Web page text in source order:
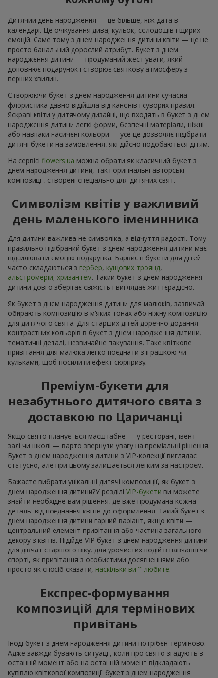
Дитячий день народження — це більше, ніж дата в
календарі. Це очікування дива, кульок, солодощів і щирих
емоцій. Саме тому з днем народження дитини квіти — це не
просто банальний дорослий атрибут. Букет з днем
народження дитини — продуманий жест уваги, який
доповнює подарунок і створює святкову атмосферу з
перших хвилин.
Створюючи букет з днем народження дитини сучасна
флористика давно відійшла від канонів і суворих правил.
Яскраві квіти у дитячому дизайні, що входять в букет з днем
народження дитини легкі форми, безпечні матеріали, ніжні
або навпаки насичені кольори — усе це дозволяє підібрати
дитячі букети на замовлення, які дійсно подобаються дітям.
На сервісі flowers.ua можна обрати як класичний букет з
днем народження дитини, так і оригінальні авторські
композиції, створені спеціально для дитячих свят.
Символізм квітів у важливий
день маленького іменинника
Для дитини важлива не символіка, а відчуття радості. Тому
правильно підібраний букет з днем народження дитини має
підсилювати емоцію подарунка. Барвисті букети для дітей
часто складаються з гербер, кущових троянд,
альстромерій, хризантем. Такий букет з днем народження
дитини довго зберігає свіжість і виглядає життєрадісно.
Як букет з днем народження дитини для малюків, зазвичай
обирають композицію в м’яких тонах або ніжну композицію
для дитячого свята. Для старших дітей доречно додання
контрастних кольорів в букет з днем народження дитини,
тематичні деталі, незвичайне пакування. Таке квіткове
привітання для малюка легко поєднати з іграшкою чи
кульками, щоб посилити ефект сюрпризу.
Преміум-букети для
незабутнього дитячого свята з
доставкою по Царичанці
Якщо свято планується масштабне — у ресторані, івент-
залі чи школі — варто звернути увагу на преміальні рішення.
Букет з днем народження дитини з VIP-колекції виглядає
статусно, але при цьому залишається легким за настроєм.
Бажаєте вибрати унікальні дитячі композиції, як букет з
днем народження дитини?У розділі VIP-букети ви можете
знайти необхідне вам рішення, де вже продумана кожна
деталь: від поєднання квітів до оформлення. Такий букет з
днем народження дитини гарний варіант, якщо квіти —
центральний елемент привітання або частина загального
декору з квітів. Підійде VIP букет з днем народження дитини
для дівчат старшого віку, для урочистих подій в навчанні чи
спорті, як привітання з особистими досягненнями або
просто як спосіб сказати, наскільки ви її любите.
Експрес-формування
композицій для термінових
привітань
Іноді букет з днем народження дитини потрібен терміново.
Адже завжди бувають ситуації, коли про свято згадують в
останній момент або на останній момент відкладають
купівлю квіткової композиції букет з днем народження